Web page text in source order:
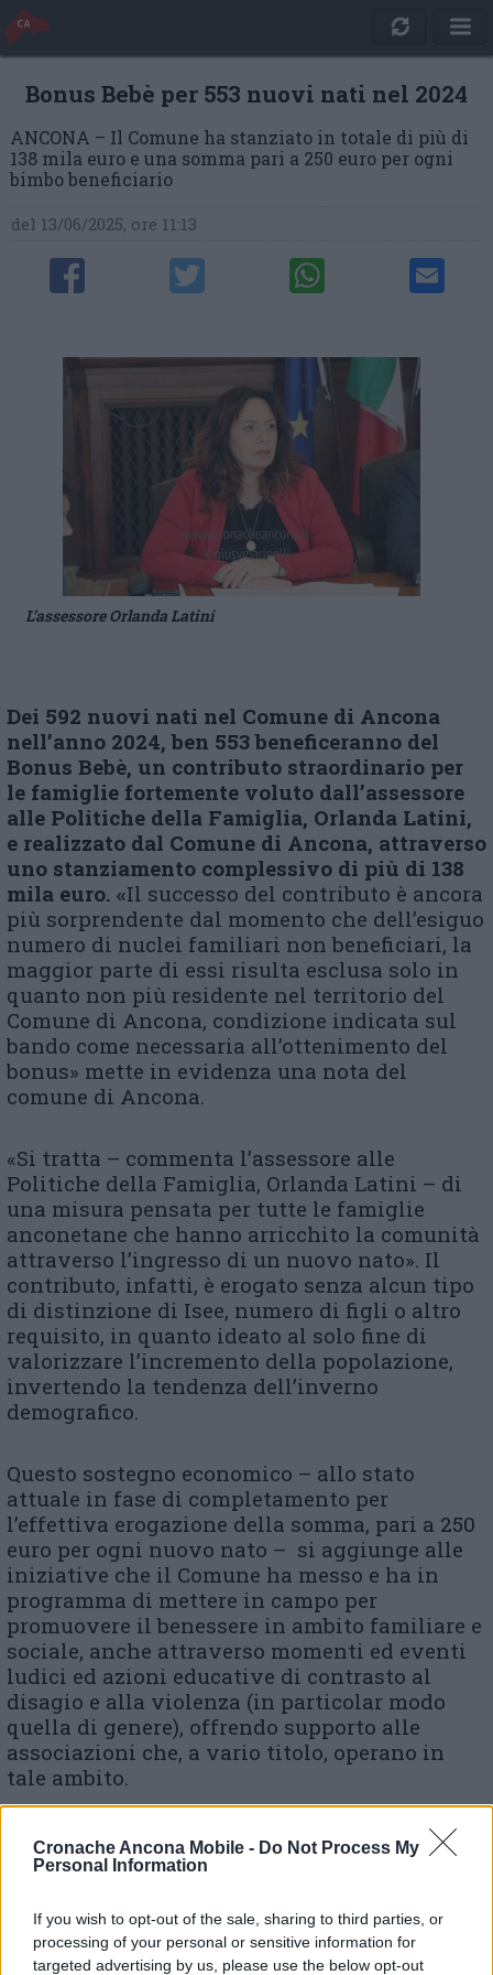
Cronache Ancona Mobile - Do Not Process My
Personal Information
If you wish to opt-out of the sale, sharing to third parties, or
processing of your personal or sensitive information for
targeted advertising by us, please use the below opt-out
Bonus Bebè per 553 nuovi nati nel 2024
ANCONA – Il Comune ha stanziato in totale di più di
138 mila euro e una somma pari a 250 euro per ogni
bimbo beneficiario
del 13/06/2025, ore 11:13
L’assessore Orlanda Latini
Dei 592 nuovi nati nel Comune di Ancona
nell’anno 2024, ben 553 beneficeranno del
Bonus Bebè, un contributo straordinario per
le famiglie fortemente voluto dall’assessore
alle Politiche della Famiglia, Orlanda Latini,
e realizzato dal Comune di Ancona, attraverso
uno stanziamento complessivo di più di 138
mila euro. «Il successo del contributo è ancora
più sorprendente dal momento che dell’esiguo
numero di nuclei familiari non beneficiari, la
maggior parte di essi risulta esclusa solo in
quanto non più residente nel territorio del
Comune di Ancona, condizione indicata sul
bando come necessaria all’ottenimento del
bonus» mette in evidenza una nota del
comune di Ancona.
«Si tratta – commenta l’assessore alle
Politiche della Famiglia, Orlanda Latini – di
una misura pensata per tutte le famiglie
anconetane che hanno arricchito la comunità
attraverso l’ingresso di un nuovo nato». Il
contributo, infatti, è erogato senza alcun tipo
di distinzione di Isee, numero di figli o altro
requisito, in quanto ideato al solo fine di
valorizzare l’incremento della popolazione,
invertendo la tendenza dell’inverno
demografico.
Questo sostegno economico – allo stato
attuale in fase di completamento per
l’effettiva erogazione della somma, pari a 250
euro per ogni nuovo nato – si aggiunge alle
iniziative che il Comune ha messo e ha in
programma di mettere in campo per
promuovere il benessere in ambito familiare e
sociale, anche attraverso momenti ed eventi
ludici ed azioni educative di contrasto al
disagio e alla violenza (in particolar modo
quella di genere), offrendo supporto alle
associazioni che, a vario titolo, operano in
tale ambito.
© RIPRODUZIONE RISERVATA